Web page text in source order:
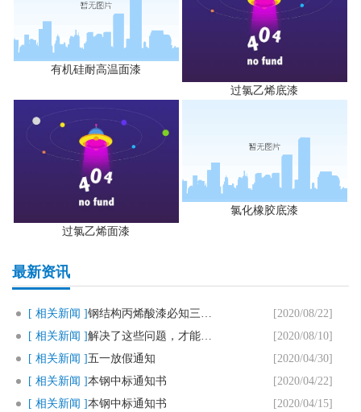
有机硅耐高温面漆
过氯乙烯底漆
过氯乙烯面漆
氯化橡胶底漆
最新资讯
[ 相关新闻 ] 钢结构丙烯酸漆必知三个要点
[2020/08/22]
[ 相关新闻 ]
解决了这些问题，才能用好马路划..
[2020/08/10]
[ 相关新闻 ]五一放假通知
[2020/04/30]
[ 相关新闻 ]本钢中标通知书
[2020/04/22]
[ 相关新闻 ]本钢中标通知书 [2020/04/15]